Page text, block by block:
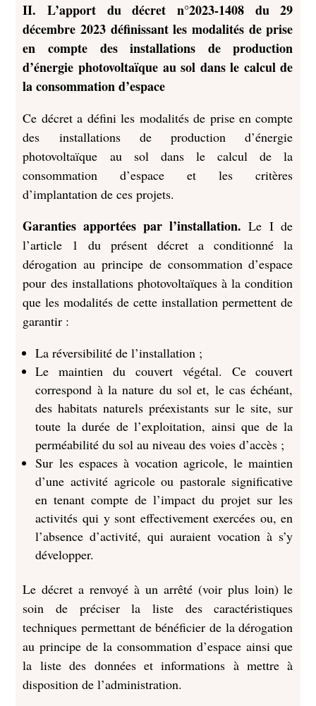
II. L’apport du décret n°2023-1408 du 29
décembre 2023 définissant les modalités de prise
en compte des installations de production
d’énergie photovoltaïque au sol dans le calcul de
la consommation d’espace
Ce décret a défini les modalités de prise en compte
des installations de production d’énergie
photovoltaïque au sol dans le calcul de la
consommation d’espace et les critères
d’implantation de ces projets.
Garanties apportées par l’installation.Le I de
l’article 1 du présent décret a conditionné la
dérogation au principe de consommation d’espace
pour des installations photovoltaïques à la condition
que les modalités de cette installation permettent de
garantir :
La réversibilité de l’installation ;
Le maintien du couvert végétal. Ce couvert
correspond à la nature du sol et, le cas échéant,
des habitats naturels préexistants sur le site, sur
toute la durée de l’exploitation, ainsi que de la
perméabilité du sol au niveau des voies d’accès ;
Sur les espaces à vocation agricole, le maintien
d’une activité agricole ou pastorale significative
en tenant compte de l’impact du projet sur les
activités qui y sont effectivement exercées ou, en
l’absence d’activité, qui auraient vocation à s’y
développer.
Le décret a renvoyé à un arrêté (voir plus loin) le
soin de préciser la liste des caractéristiques
techniques permettant de bénéficier de la dérogation
au principe de la consommation d’espace ainsi que
la liste des données et informations à mettre à
disposition de l’administration.